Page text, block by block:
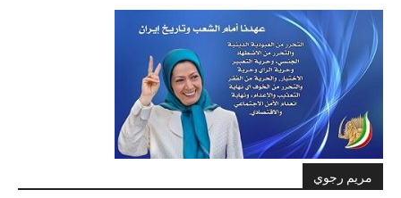
مريم رجوي